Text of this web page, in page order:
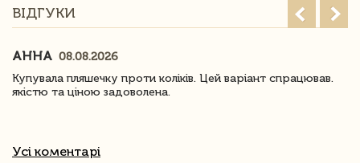
ВІДГУКИ
АННА 08.08.2026
Купувала пляшечку проти коліків. Цей варіант спрацював.
якістю та ціною задоволена.
Усі коментарі